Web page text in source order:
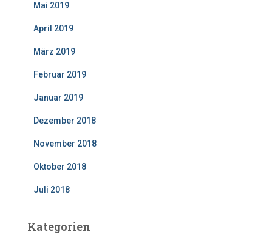
Mai 2019
April 2019
März 2019
Februar 2019
Januar 2019
Dezember 2018
November 2018
Oktober 2018
Juli 2018
Kategorien